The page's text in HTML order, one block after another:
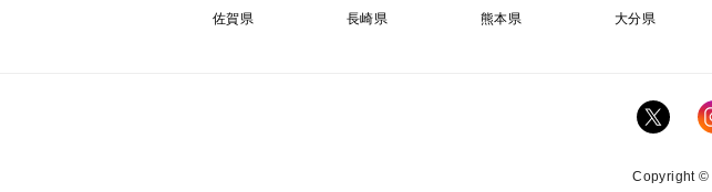
佐賀県
長崎県 熊本県 大分県
Copyright ©